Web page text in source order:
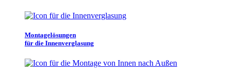
Montagelösungen
für die Innenverglasung